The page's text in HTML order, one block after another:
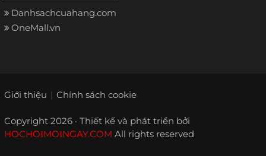
Danhsachcuahang.com
OneMall.vn
Giới thiệu Chính sách cookie
Copyright 2026 · Thiết kế và phát triển bởi
HOCHOIMOINGAY.COM All rights reserved